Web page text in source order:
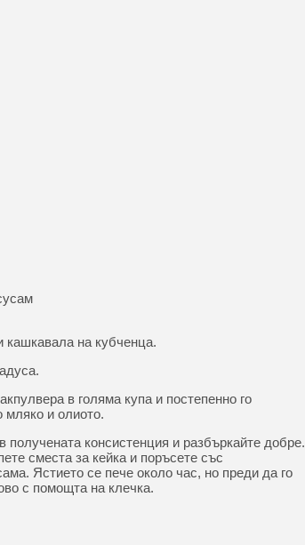
кашкавала на кубченца.
в голяма купа и постепенно го
мляко и олиото.
получената консистенция и разбъркайте добре.
сместа за кейка и поръсете със
Ястието се пече около час, но преди да го
с помощта на клечка.